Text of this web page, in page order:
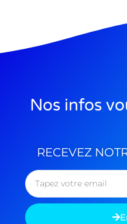
Nos infos
RECEVEZ